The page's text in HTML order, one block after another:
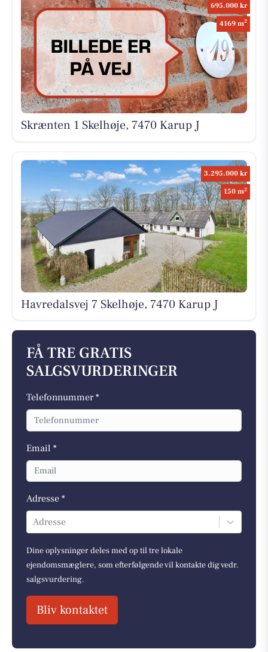
695.000 kr
4169 m2
Skrænten 1 Skelhøje, 7470 Karup J
3.295.000 kr
150 m2
Havredalsvej 7 Skelhøje, 7470 Karup J
FÅ TRE GRATIS
SALGSVURDERINGER
Telefonnummer *
Email *
Adresse *
Adresse
Dine oplysninger deles med op til tre lokale
ejendomsmæglere, som efterfølgende vil kontakte dig vedr.
salgsvurdering.
Bliv kontaktet